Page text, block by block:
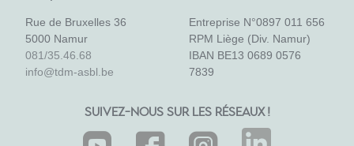
Rue de Bruxelles 36
5000 Namur
081/35.46.68
info@tdm-asbl.be
Entreprise N°0897 011 656
RPM Liège (Div. Namur)
IBAN BE13 0689 0576
7839
SUIVEZ-NOUS SUR LES RÉSEAUX !